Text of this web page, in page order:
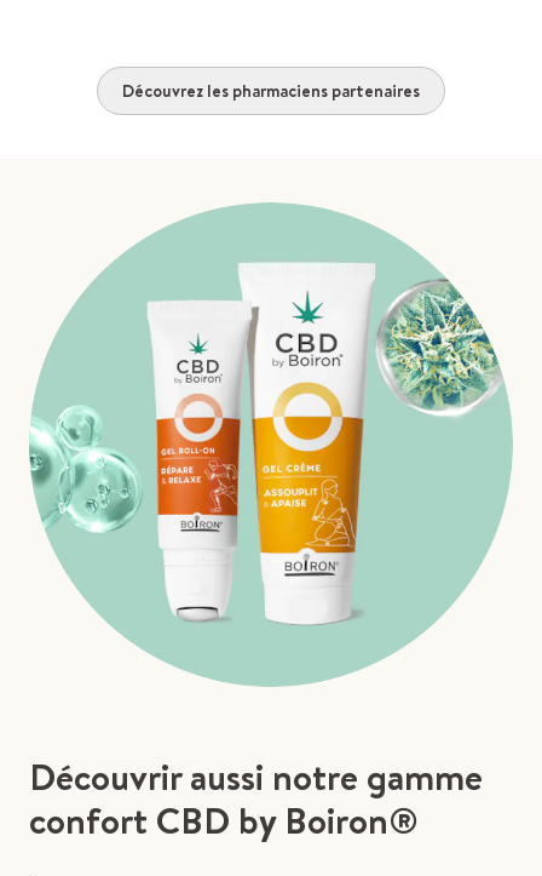
Découvrez les pharmaciens partenaires
Découvrir aussi notre gamme
confort CBD by Boiron®